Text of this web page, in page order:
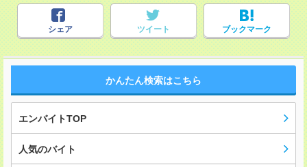
シェア ツイート ブックマーク
かんたん検索はこちら
エンバイトTOP
人気のバイト